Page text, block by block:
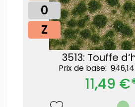
0
Z
3513: Touffe
Prix ​​de base:
11,49